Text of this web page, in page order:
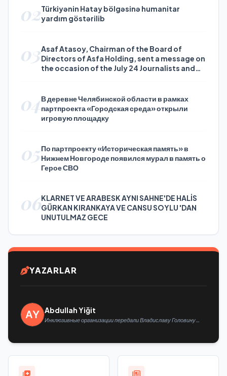
02Türkiyənin Hatay bölgəsinə humanitar
yardım göstərilib
03Asaf Atasoy, Chairman of the Board of
Directors of Asfa Holding, sent a message on
the occasion of the July 24 Journalists and
04В деревне Челябинской области в рамках
партпроекта «Городская среда» открыли
игровую площадку
05По партпроекту «Историческая память» в
Нижнем Новгороде появился мурал в память о
Герое СВО
06KLARNET VE ARABESK AYNI SAHNE'DE HALİS
GÜRKAN KIRANKAYA VE CANSU SOYLU 'DAN
UNUTULMAZ GECE
YAZARLAR
Abdullah Yiğit
Инклюзивные организации передали Владиславу Головину